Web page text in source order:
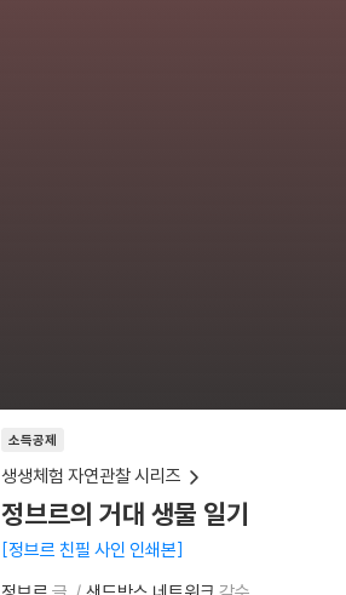
소득공제
생생체험 자연관찰 시리즈
정브르의 거대 생물 일기
정브르 친필 사인 인쇄본